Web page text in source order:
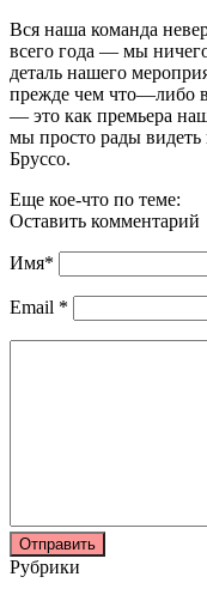
Вся наша команда
всего года — мы
деталь нашего
прежде чем что—либо
— это как премьера
мы просто рады
Бруссо.
Еще кое-что по теме:
Оставить комментарий
Имя*
Email *
Рубрики